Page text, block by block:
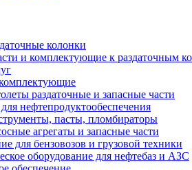
колонки
и комплектующие к раздаточным
раздаточные и запасные части
нефтепродуктообеспечения
пасты, пломбираторы
агрегаты и запасные части
для бензовозов и грузовой техники
оборудование для нефтебаз и АЗС